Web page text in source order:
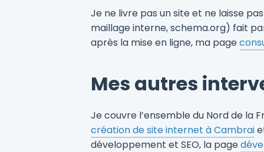
Je ne livre pas un site et ne laisse
maillage interne, schema.org) fait
après la mise en ligne, ma page
Mes autres
Je couvre l’ensemble du Nord de la
création de site internet à Cambrai
développement et SEO, la page